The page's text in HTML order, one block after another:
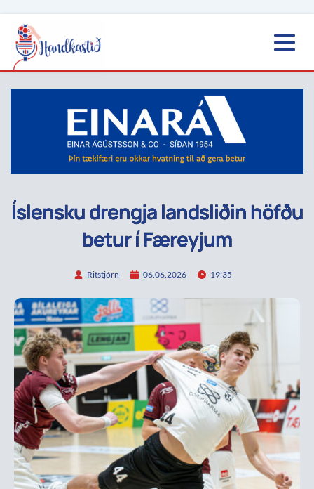
Íslensku drengja landsliðin höfðu
betur í Færeyjum
Ritstjórn 06.06.2026 19:35